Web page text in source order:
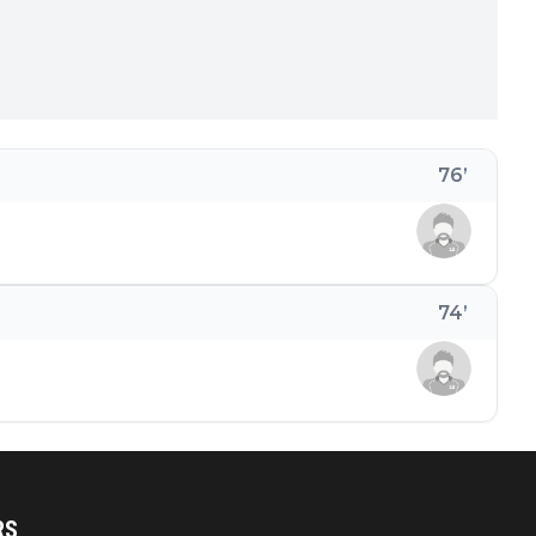
74’
76’